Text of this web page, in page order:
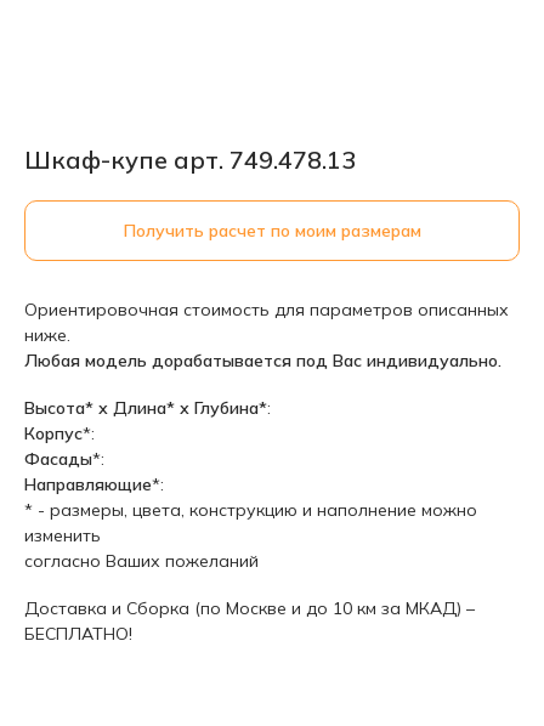
Шкаф-купе арт. 749.478.13
Получить расчет по моим размерам
Ориентировочная стоимость для параметров описанных
ниже.
Любая модель дорабатывается под Вас индивидуально.
Высота* х Длина* х Глубина*:
Корпус*:
Фасады*:
Направляющие*:
* - размеры, цвета, конструкцию и наполнение можно
изменить
согласно Ваших пожеланий
Доставка и Сборка (по Москве и до 10 км за МКАД) –
БЕСПЛАТНО!